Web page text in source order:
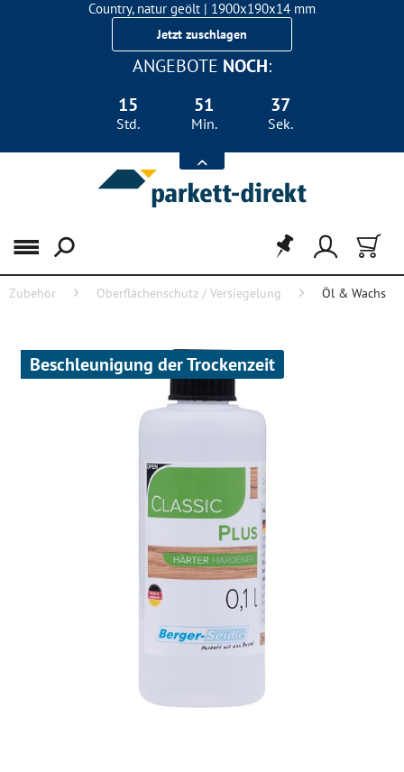
Country, natur geölt | 1900x190x14 mm
Landhausdiele Eiche für nur 29,90 €/m²
Jetzt zuschlagen
ANGEBOTE NOCH:
15
Std.
51
Min.
37
Sek.
Menü
Zubehör Oberflächenschutz / Versiegelung Öl & Wachs
Beschleunigung der Trockenzeit